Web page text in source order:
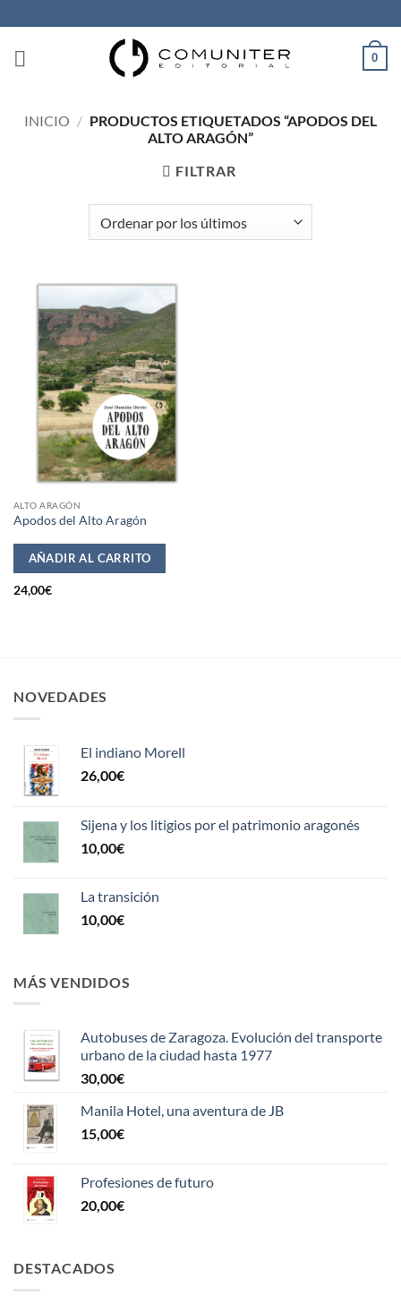
al
contenido
0
INICIO / PRODUCTOS ETIQUETADOS “APODOS DEL
ALTO ARAGÓN”
FILTRAR
ALTO ARAGÓN
Apodos del Alto Aragón
AÑADIR AL CARRITO
24,00€
NOVEDADES
El indiano Morell
26,00€
Sijena y los litigios por el patrimonio aragonés
10,00€
La transición
10,00€
MÁS VENDIDOS
Autobuses de Zaragoza. Evolución del transporte
urbano de la ciudad hasta 1977
30,00€
Manila Hotel, una aventura de JB
15,00€
Profesiones de futuro
20,00€
DESTACADOS